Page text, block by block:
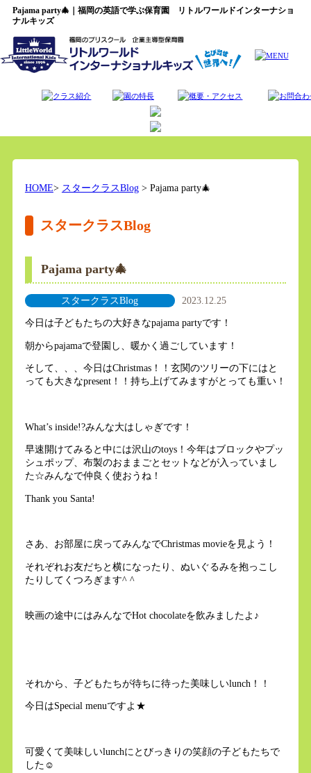
Pajama party🎄｜福岡の英語で学ぶ保育園 リトルワールドインターナショ
ナルキッズ
HOME> スタークラスBlog> Pajama party🎄
スタークラスBlog
Pajama party🎄
スタークラスBlog 2023.12.25
今日は子どもたちの大好きなpajama partyです！
朝からpajamaで登園し、暖かく過ごしています！
そして、、、今日はChristmas！！玄関のツリーの下にはと
っても大きなpresent！！持ち上げてみますがとっても重い！
What’s inside!?みんな大はしゃぎです！
早速開けてみると中には沢山のtoys！今年はブロックやプッ
シュポップ、布製のおままごとセットなどが入っていまし
た☆みんなで仲良く使おうね！
Thank you Santa!
さあ、お部屋に戻ってみんなでChristmas movieを見よう！
それぞれお友だちと横になったり、ぬいぐるみを抱っこし
たりしてくつろぎます^ ^
映画の途中にはみんなでHot chocolateを飲みましたよ♪
それから、子どもたちが待ちに待った美味しいlunch！！
今日はSpecial menuですよ★
可愛くて美味しいlunchにとびっきりの笑顔の子どもたちで
した☺︎